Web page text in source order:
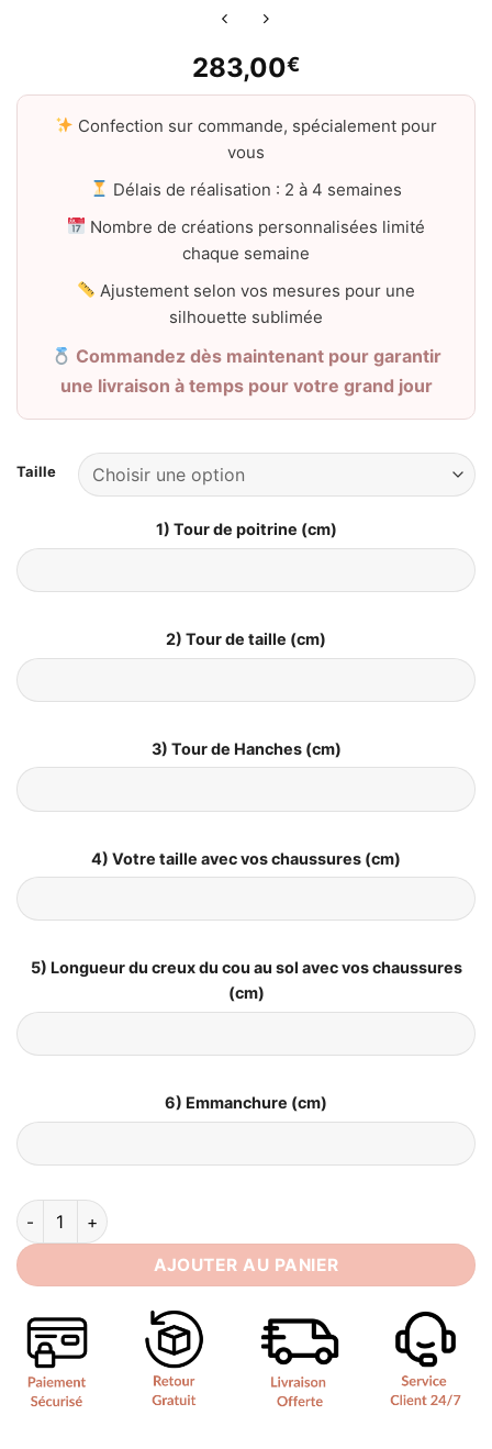
283,00€
Confection sur commande, spécialement pour
vous
Délais de réalisation : 2 à 4 semaines
Nombre de créations personnalisées limité
chaque semaine
Ajustement selon vos mesures pour une
silhouette sublimée
Commandez dès maintenant pour garantir
une livraison à temps pour votre grand jour
Taille
1) Tour de poitrine (cm)
2) Tour de taille (cm)
3) Tour de Hanches (cm)
4) Votre taille avec vos chaussures (cm)
5) Longueur du creux du cou au sol avec vos chaussures
(cm)
6) Emmanchure (cm)
quantité de Robe de Mariée Princesse 2024
AJOUTER AU PANIER